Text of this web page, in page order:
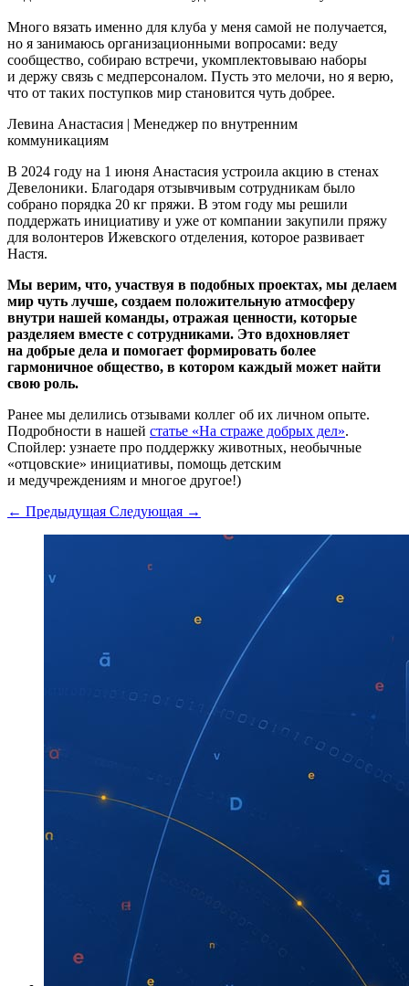
Много вязать именно для клуба у меня самой не получается,
но я занимаюсь организационными вопросами: веду
сообщество, собираю встречи, укомплектовываю наборы
и держу связь с медперсоналом. Пусть это мелочи, но я верю,
что от таких поступков мир становится чуть добрее.
Левина Анастасия | Менеджер по внутренним
коммуникациям
В 2024 году на 1 июня Анастасия устроила акцию в стенах
Девелоники. Благодаря отзывчивым сотрудникам было
собрано порядка 20 кг пряжи. В этом году мы решили
поддержать инициативу и уже от компании закупили пряжу
для волонтеров Ижевского отделения, которое развивает
Настя.
Мы верим, что, участвуя в подобных проектах, мы делаем
мир чуть лучше, создаем положительную атмосферу
внутри нашей команды, отражая ценности, которые
разделяем вместе с сотрудниками. Это вдохновляет
на добрые дела и помогает формировать более
гармоничное общество, в котором каждый может найти
свою роль.
Ранее мы делились отзывами коллег об их личном опыте.
Подробности в нашей статье «На страже добрых дел».
Спойлер: узнаете про поддержку животных, необычные
«отцовские» инициативы, помощь детским
и медучреждениям и многое другое!)
← Предыдущая Следующая →